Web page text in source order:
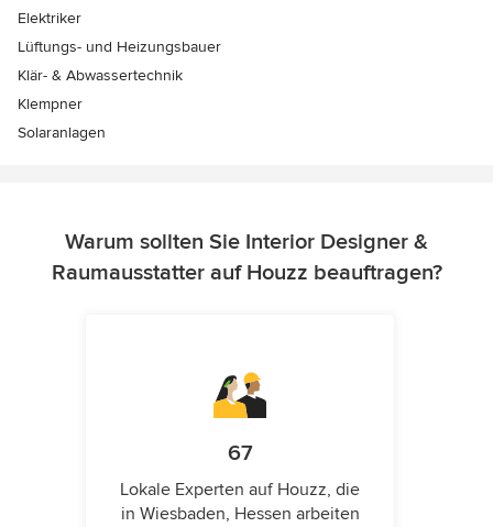
Elektriker
Lüftungs- und Heizungsbauer
Klär- & Abwassertechnik
Klempner
Solaranlagen
Warum sollten Sie Interior Designer &
Raumausstatter auf Houzz beauftragen?
67
Lokale Experten auf Houzz, die
in Wiesbaden, Hessen arbeiten